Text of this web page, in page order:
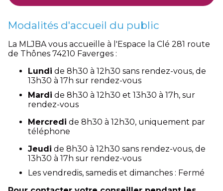
Modalités d'accueil du public
La MLJBA vous accueille à l'Espace la Clé 281 route
de Thônes 74210 Faverges :
Lundi de 8h30 à 12h30 sans rendez-vous, de
13h30 à 17h sur rendez-vous
Mardi de 8h30 à 12h30 et 13h30 à 17h, sur
rendez-vous
Mercredi de 8h30 à 12h30, uniquement par
téléphone
Jeudi de 8h30 à 12h30 sans rendez-vous, de
13h30 à 17h sur rendez-vous
Les vendredis, samedis et dimanches : Fermé